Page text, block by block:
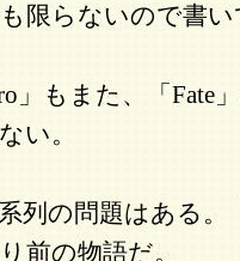
限らないので書
」もまた、「Fate
い。
列の問題はある。
前の物語だ。